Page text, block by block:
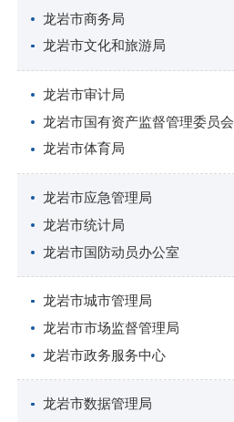
龙岩市商务局
龙岩市文化和旅游局
龙岩市审计局
龙岩市国有资产监督管理委员会
龙岩市体育局
龙岩市应急管理局
龙岩市统计局
龙岩市国防动员办公室
龙岩市城市管理局
龙岩市市场监督管理局
龙岩市政务服务中心
龙岩市数据管理局